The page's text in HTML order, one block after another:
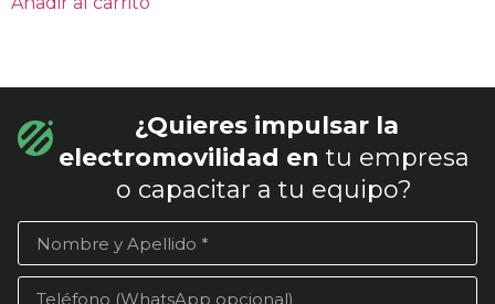
¿Quieres impulsar la
electromovilidad en tu empresa
o capacitar a tu equipo?